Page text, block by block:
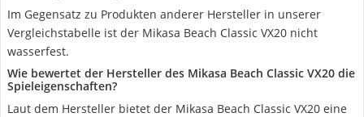
Im Gegensatz zu Produkten anderer Hersteller in unserer
Vergleichstabelle ist der Mikasa Beach Classic VX20 nicht
wasserfest.
Wie bewertet der Hersteller des Mikasa Beach Classic VX20 die
Spieleigenschaften?
Laut dem Hersteller bietet der Mikasa Beach Classic VX20 eine